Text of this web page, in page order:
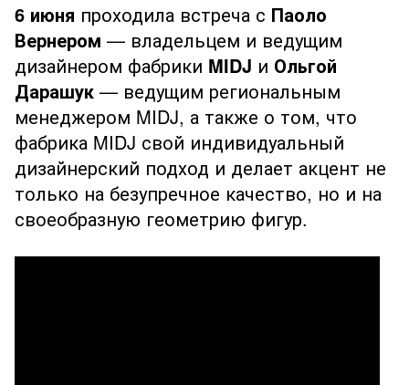
6 июня проходила встреча с Паоло
Вернером — владельцем и ведущим
дизайнером фабрики MIDJ и Ольгой
Дарашук — ведущим региональным
менеджером MIDJ, а также о том, что
фабрика MIDJ свой индивидуальный
дизайнерский подход и делает акцент не
только на безупречное качество, но и на
своеобразную геометрию фигур.